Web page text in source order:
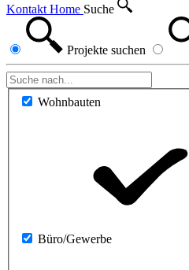
Kontakt Home Suche
Projekte suchen
Wohnbauten
Büro/Gewerbe